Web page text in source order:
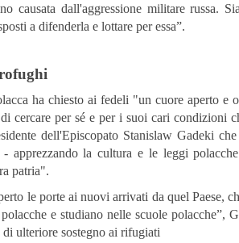
causata dall'aggressione militare russa.
a difenderla e lottare per essa”.
ha chiesto ai fedeli "un cuore aperto e
per sé e per i suoi cari condizioni
dell'Episcopato Stanislaw Gadeki
apprezzando la cultura e le leggi
patria".
le porte ai nuovi arrivati ​​da quel Paese,
e studiano nelle scuole polacche”,
ulteriore sostegno ai rifugiati